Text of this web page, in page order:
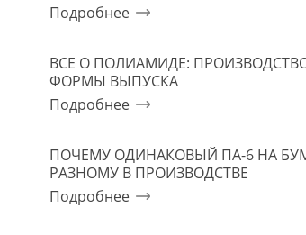
Подробнее
ВСЕ О ПОЛИАМИДЕ:
ФОРМЫ ВЫПУСКА
Подробнее
ПОЧЕМУ ОДИНАКОВЫЙ ПА-6 НА
РАЗНОМУ В ПРОИЗВОДСТВЕ
Подробнее